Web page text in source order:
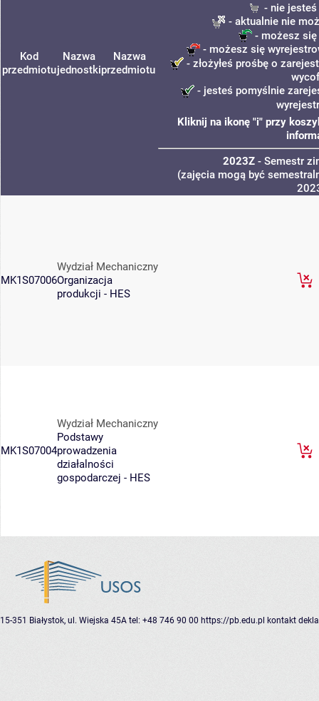
Kod
przedmiotu
Nazwa
jednostki
Nazwa
przedmiotu
- nie
- aktualnie nie
- możesz się
- możesz się
- złożyłeś prośbę o
- jesteś pomyślnie
Kliknij na ikonę "i" przy
2023Z - Semestr
(zajęcia mogą być
MK1S07006
Wydział Mechaniczny
Organizacja
produkcji - HES
MK1S07004
Wydział Mechaniczny
Podstawy
prowadzenia
działalności
gospodarczej - HES
15-351 Białystok, ul. Wiejska 45A tel: +48 746 90 00 https://pb.edu.pl kontakt